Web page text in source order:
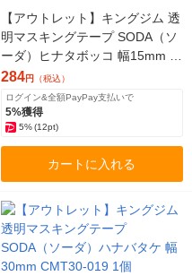
【アウトレット】キングジム 透
明マスキングテープ SODA（ソ
ーダ）ヒナタボッコ 幅15mm C
MT15-018 1個
284円 （税込）
ログイン&全額PayPay支払いで
5%獲得
5% (12pt)
カートに入れる